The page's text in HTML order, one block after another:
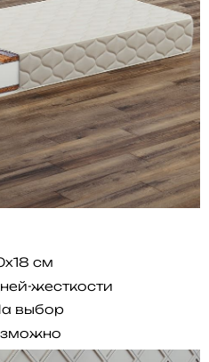
см
жесткости
выбор